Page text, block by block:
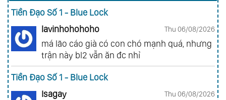
Tiền Đạo Số 1 - Blue Lock
lavinhohohoho
Thu 06/08/2026
má lão cáo già có con chó mạnh quá, nhưng
trận này bl2 vẫn ăn đc nhỉ
Tiền Đạo Số 1 - Blue Lock
Isagay
Thu 06/08/2026